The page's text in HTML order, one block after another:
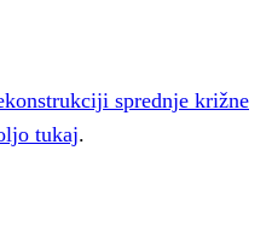
sprednje križne
tukaj.